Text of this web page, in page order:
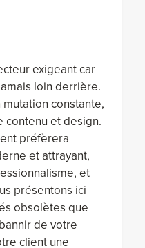
exigeant car
loin derrière.
mutation constante,
contenu et design.
préfèrera
et attrayant,
et
présentons ici
obsolètes que
de votre
client une